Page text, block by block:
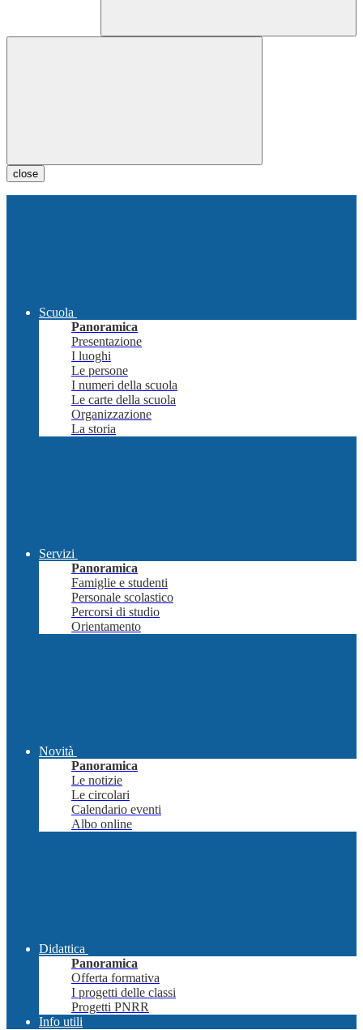
close
Scuola
Panoramica
Presentazione
I luoghi
Le persone
I numeri della scuola
Le carte della scuola
Organizzazione
La storia
Servizi
Panoramica
Famiglie e studenti
Personale scolastico
Percorsi di studio
Orientamento
Novità
Panoramica
Le notizie
Le circolari
Calendario eventi
Albo online
Didattica
Panoramica
Offerta formativa
I progetti delle classi
Progetti PNRR
Info utili